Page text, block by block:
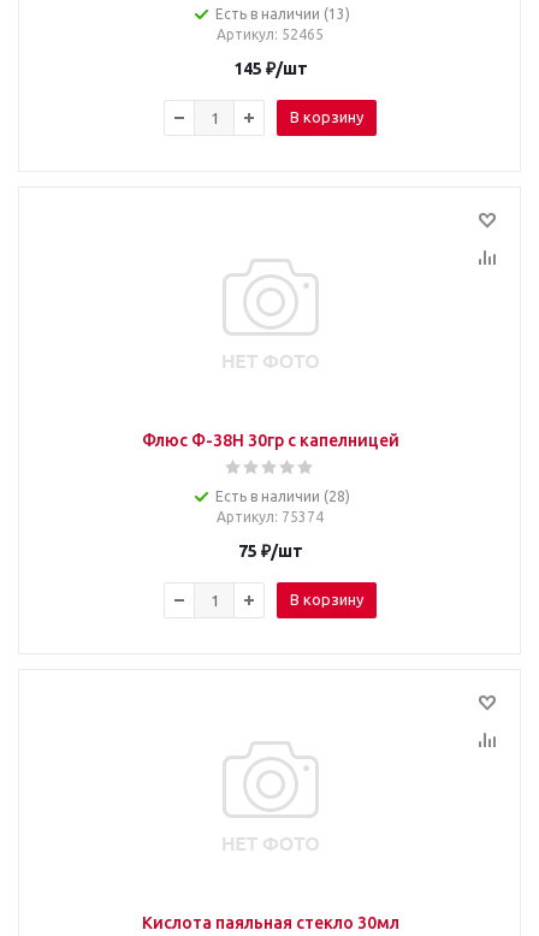
Есть в наличии (13)
Артикул: 52465
145 ₽/шт
В корзину
Флюс Ф-38Н 30гр с капелницей
Есть в наличии (28)
Артикул: 75374
75 ₽/шт
В корзину
Кислота паяльная стекло 30мл